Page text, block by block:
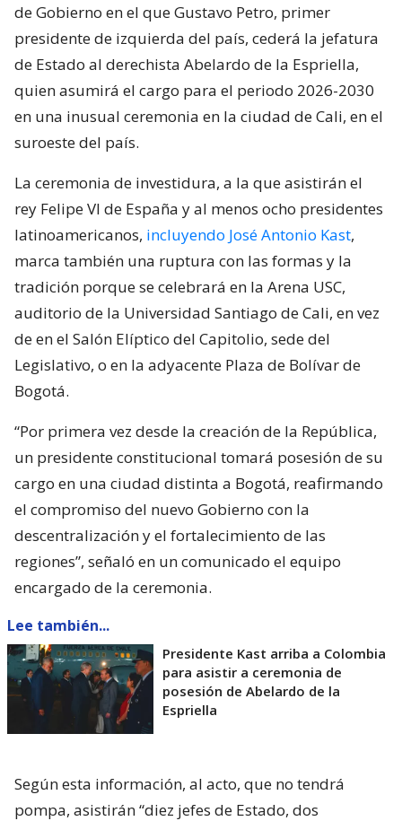
de Gobierno en el que Gustavo Petro, primer
presidente de izquierda del país, cederá la jefatura
de Estado al derechista Abelardo de la Espriella,
quien asumirá el cargo para el periodo 2026-2030
en una inusual ceremonia en la ciudad de Cali, en el
suroeste del país.
La ceremonia de investidura, a la que asistirán el
rey Felipe VI de España y al menos ocho presidentes
latinoamericanos, incluyendo José Antonio Kast,
marca también una ruptura con las formas y la
tradición porque se celebrará en la Arena USC,
auditorio de la Universidad Santiago de Cali, en vez
de en el Salón Elíptico del Capitolio, sede del
Legislativo, o en la adyacente Plaza de Bolívar de
Bogotá.
“Por primera vez desde la creación de la República,
un presidente constitucional tomará posesión de su
cargo en una ciudad distinta a Bogotá, reafirmando
el compromiso del nuevo Gobierno con la
descentralización y el fortalecimiento de las
regiones”, señaló en un comunicado el equipo
encargado de la ceremonia.
Lee también...
Presidente Kast arriba a Colombia
para asistir a ceremonia de
posesión de Abelardo de la
Espriella
Según esta información, al acto, que no tendrá
pompa, asistirán “diez jefes de Estado, dos